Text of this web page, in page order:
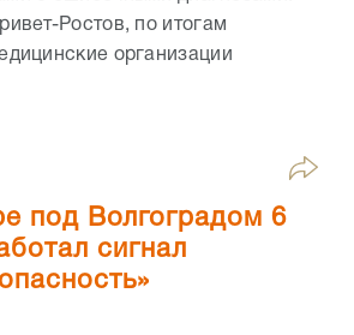
Ростов, по итогам
организации
под Волгоградом 6
сигнал